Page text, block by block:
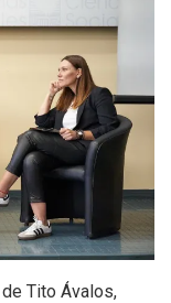
Tito Ávalos,